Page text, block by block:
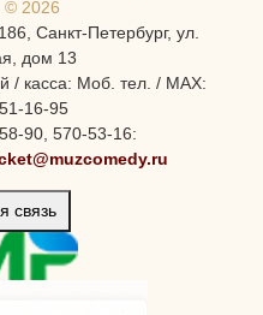
© 2026
Санкт-Петербург, ул.
дом 13
/ касса: Моб. тел. / MAX:
16-95
90, 570-53-16:
связь